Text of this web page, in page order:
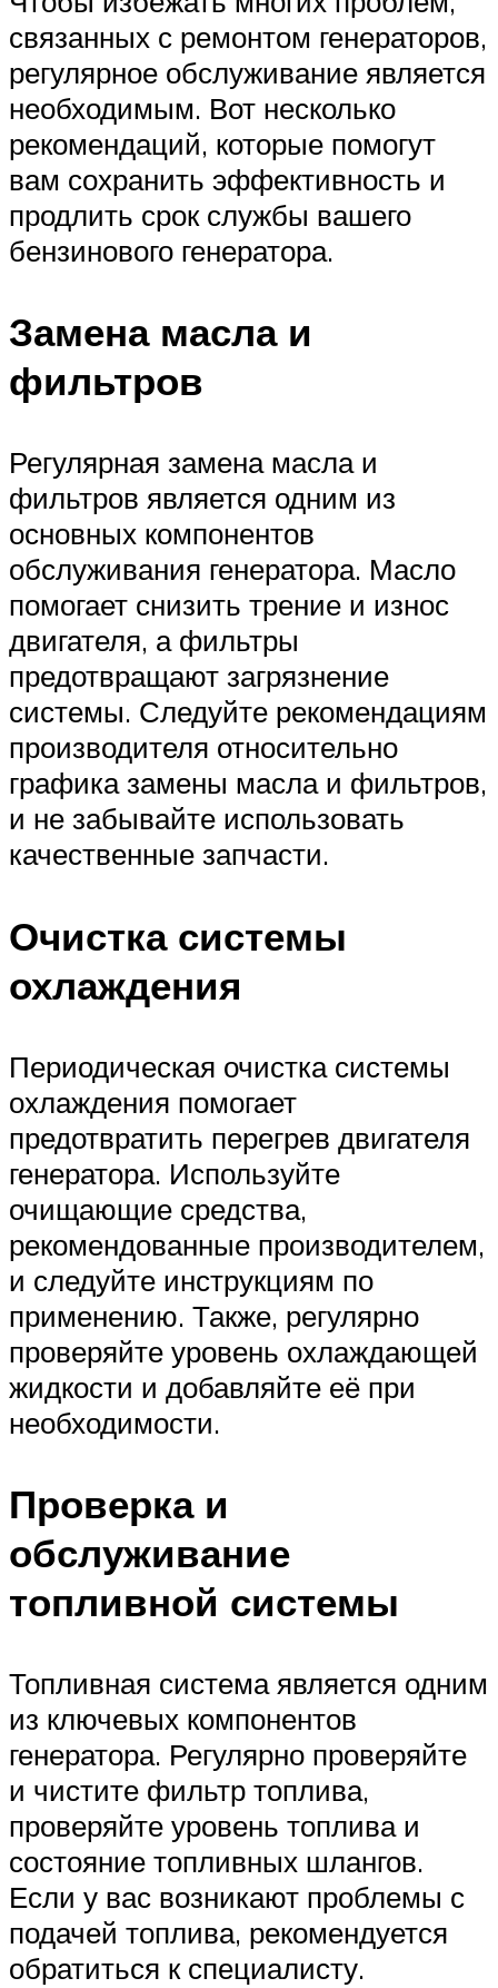
связанных с ремонтом генераторов,
регулярное обслуживание является
необходимым. Вот несколько
рекомендаций, которые помогут
вам сохранить эффективность и
продлить срок службы вашего
бензинового генератора.
Замена масла и
фильтров
Регулярная замена масла и
фильтров является одним из
основных компонентов
обслуживания генератора. Масло
помогает снизить трение и износ
двигателя, а фильтры
предотвращают загрязнение
системы. Следуйте рекомендациям
производителя относительно
графика замены масла и фильтров,
и не забывайте использовать
качественные запчасти.
Очистка системы
охлаждения
Периодическая очистка системы
охлаждения помогает
предотвратить перегрев двигателя
генератора. Используйте
очищающие средства,
рекомендованные производителем,
и следуйте инструкциям по
применению. Также, регулярно
проверяйте уровень охлаждающей
жидкости и добавляйте её при
необходимости.
Проверка и
обслуживание
топливной системы
Топливная система является одним
из ключевых компонентов
генератора. Регулярно проверяйте
и чистите фильтр топлива,
проверяйте уровень топлива и
состояние топливных шлангов.
Если у вас возникают проблемы с
подачей топлива, рекомендуется
обратиться к специалисту.